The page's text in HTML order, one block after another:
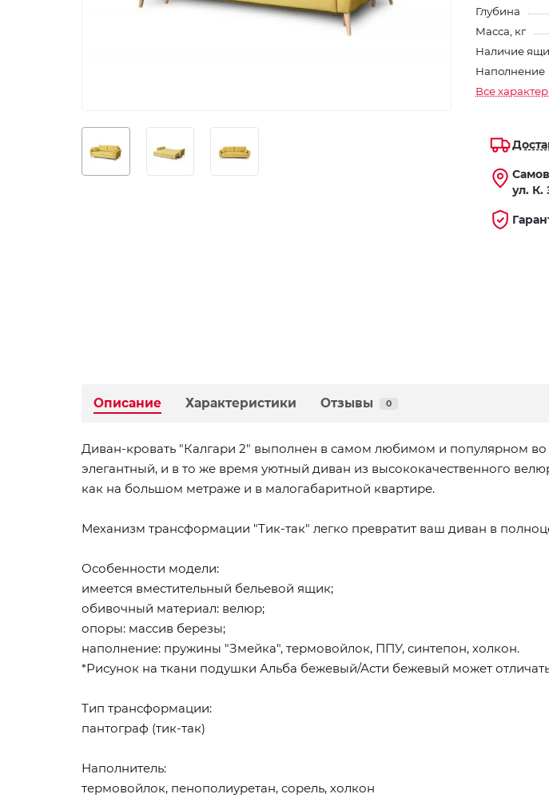
Глубина
Масса, кг
Наличие
Наполнение
Все
ул. К.
Описание Характеристики Отзывы 0
Диван-кровать "Калгари 2" выполнен в самом любимом и популярном
элегантный, и в то же время уютный диван из высококачественного
как на большом метраже и в малогабаритной квартире.
Механизм трансформации "Тик-так" легко превратит ваш диван в
Особенности модели:
имеется вместительный бельевой ящик;
обивочный материал: велюр;
опоры: массив березы;
наполнение: пружины "Змейка", термовойлок, ППУ, синтепон, холкон.
*Рисунок на ткани подушки Альба бежевый/Асти бежевый может
Тип трансформации:
пантограф (тик-так)
Наполнитель:
термовойлок, пенополиуретан, сорель, холкон